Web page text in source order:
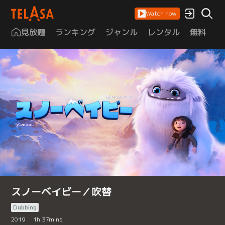
Watch now
見放題 ランキング ジャンル レンタル 無料
スノーベイビー／吹替
Dubbing
2019
1h 37mins